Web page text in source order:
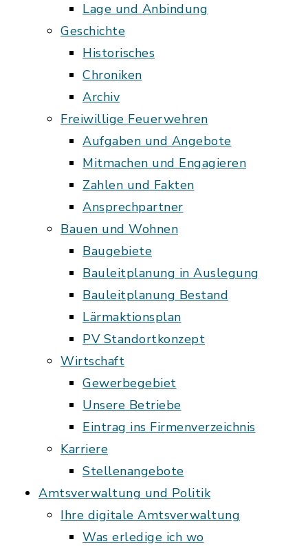
Lage und Anbindung
Geschichte
Historisches
Chroniken
Archiv
Freiwillige Feuerwehren
Aufgaben und Angebote
Mitmachen und Engagieren
Zahlen und Fakten
Ansprechpartner
Bauen und Wohnen
Baugebiete
Bauleitplanung in Auslegung
Bauleitplanung Bestand
Lärmaktionsplan
PV Standortkonzept
Wirtschaft
Gewerbegebiet
Unsere Betriebe
Eintrag ins Firmenverzeichnis
Karriere
Stellenangebote
Amtsverwaltung und Politik
Ihre digitale Amtsverwaltung
Was erledige ich wo